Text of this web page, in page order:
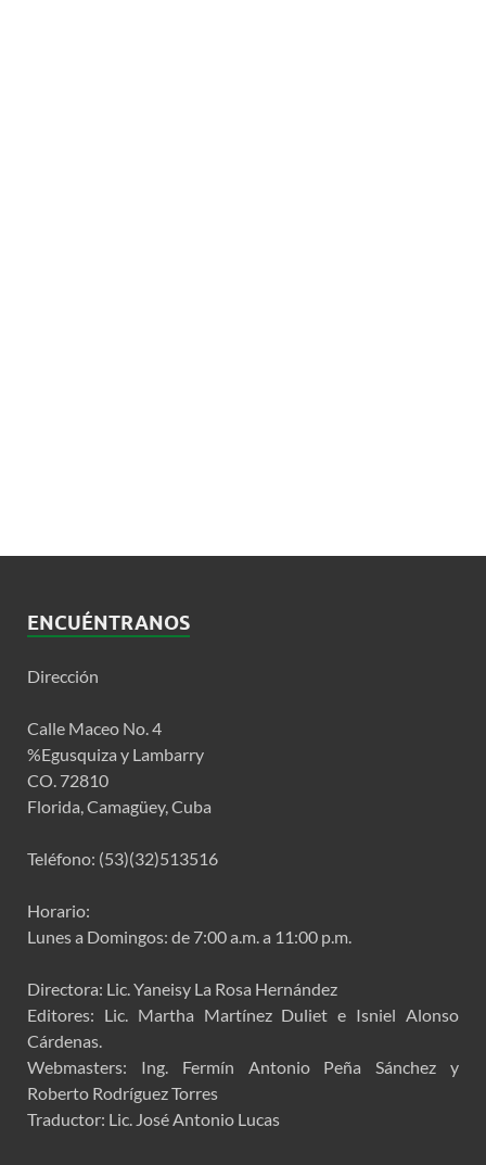
ENCUÉNTRANOS
Dirección
Calle Maceo No. 4
%Egusquiza y Lambarry
CO. 72810
Florida, Camagüey, Cuba
Teléfono: (53)(32)513516
Horario:
Lunes a Domingos: de 7:00 a.m. a 11:00 p.m.
Directora: Lic. Yaneisy La Rosa Hernández
Editores: Lic. Martha Martínez Duliet e Isniel Alonso
Cárdenas.
Webmasters: Ing. Fermín Antonio Peña Sánchez y
Roberto Rodríguez Torres
Traductor: Lic. José Antonio Lucas